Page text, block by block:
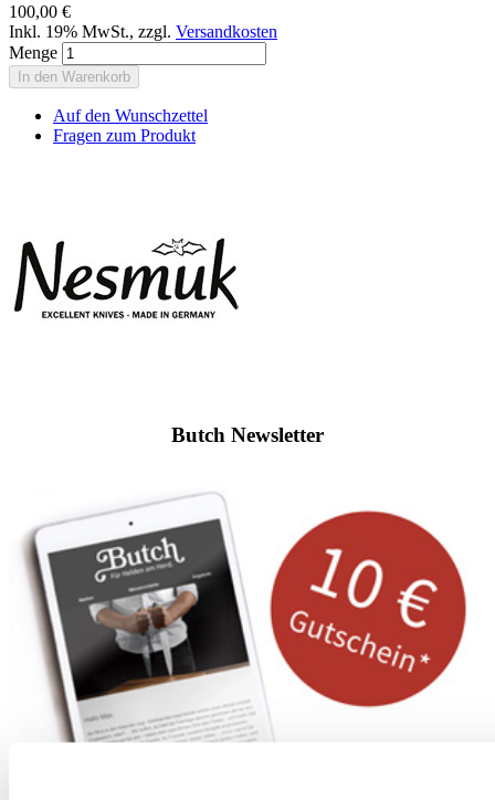
100,00 €
Inkl. 19% MwSt., zzgl. Versandkosten
Menge
In den Warenkorb
Auf den Wunschzettel
Fragen zum Produkt
Butch Newsletter